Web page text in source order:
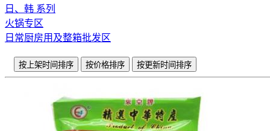
日、韩 系列
火锅专区
日常厨房用及整箱批发区
按上架时间排序 按价格排序 按更新时间排序